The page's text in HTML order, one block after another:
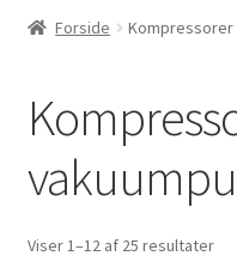
Søg
Forside Kompressorer
Viser 1–12 af 25 resultater